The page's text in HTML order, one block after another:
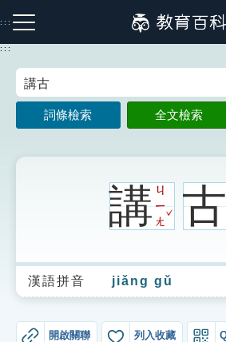
到
主
:::
注音索引圖示 筆畫索引圖示
生字詞彙表
成語故事
:::
詞條檢索 全文檢索
講ㄐ
ㄧ
ㄤ
ˇ
漢語拼音 jiǎng gǔ
開啟關聯 列入收藏